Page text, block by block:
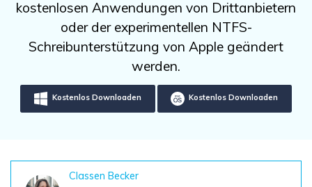
Unbegrenzte Daten vom Mac-System
Kostenlos Testen
Recoverit kostenlos
Kostenlos Testen
Datenverlust-Szenarien
ALLE FUNKTIONEN ENTDECKEN
Aktuelles Thema
Sign In
search
kostenlosen Anwendungen von Drittanbietern
oder der experimentellen NTFS-
Schreibunterstützung von Apple geändert
werden.
Kostenlos Downloaden Kostenlos Downloaden
Classen Becker